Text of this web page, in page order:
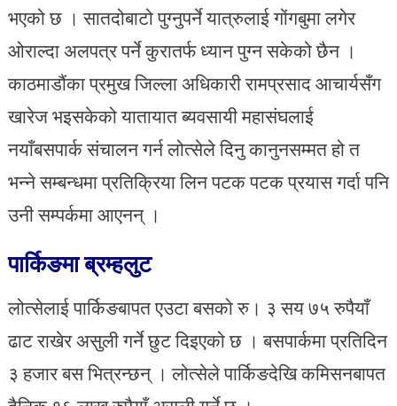
भएको छ । सातदोबाटो पुग्नुपर्ने यात्रुलाई गोंगबुमा लगेर
ओराल्दा अलपत्र पर्ने कुरातर्फ ध्यान पुग्न सकेको छैन ।
काठमाडौंका प्रमुख जिल्ला अधिकारी रामप्रसाद आचार्यसँग
खारेज भइसकेको यातायात ब्यवसायी महासंघलाई
नयाँबसपार्क संचालन गर्न लोत्सेले दिनु कानुनसम्मत हो त
भन्ने सम्बन्धमा प्रतिक्रिया लिन पटक पटक प्रयास गर्दा पनि
उनी सम्पर्कमा आएनन् ।
पार्किङमा ब्रम्हलुट
लोत्सेलाई पार्किङबापत एउटा बसको रु। ३ सय ७५ रुपैयाँ
ढाट राखेर असुली गर्ने छुट दिइएको छ । बसपार्कमा प्रतिदिन
३ हजार बस भित्रन्छन् । लोत्सेले पार्किङदेखि कमिसनबापत